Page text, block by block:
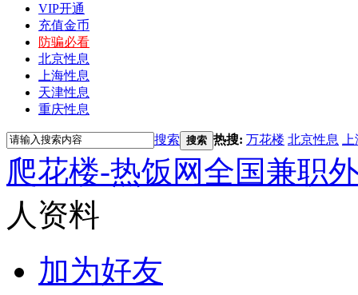
VIP开通
充值金币
防骗必看
北京性息
上海性息
天津性息
重庆性息
搜索 搜索 热搜: 万花楼 北京性息
爬花楼-热饭网全国兼职
人资料
加为好友